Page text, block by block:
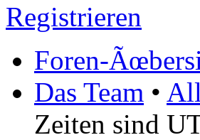
Registrieren
Foren-
Das Team •
Zeiten sind